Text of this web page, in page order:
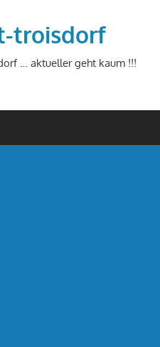
troisdorf
… aktueller geht kaum !!!